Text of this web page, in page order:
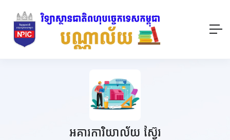
អគារការិយាល័យ ស៊្វែរ